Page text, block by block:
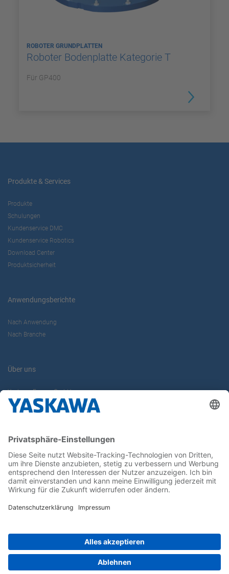
ROBOTER GRUNDPLATTEN
Roboter Bodenplatte Kategorie T
Für GP400
Produkte & Services
Produkte
Schulungen
Kundenservice DMC
Kundenservice Robotics
Download Center
Produktsicherheit
Anwendungsberichte
Nach Anwendung
Nach Branche
Über uns
Yaskawa Europe GmbH
Karriere
Newsletter
Follow us on...